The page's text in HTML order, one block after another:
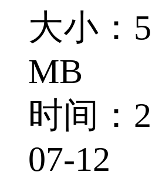
大小：
MB
时间：
07-12